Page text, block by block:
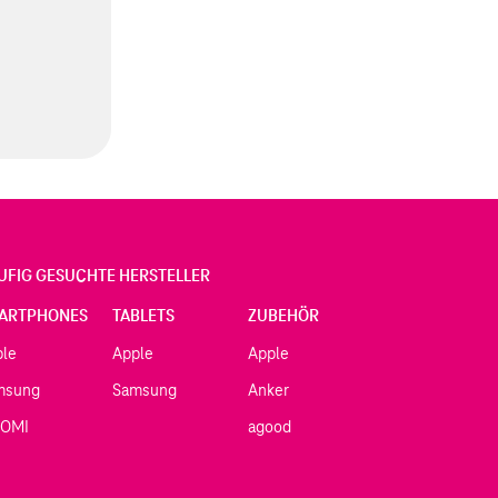
GESUCHTE HERSTELLER
TABLETS
Apple
Samsung
ZUBEHÖR
Apple
Anker
agood